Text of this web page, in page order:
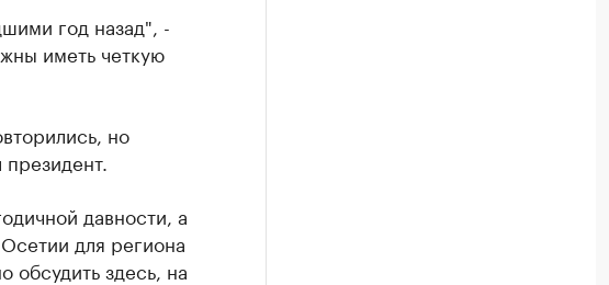
год назад", -
иметь четкую
но
давности, а
для региона
обсудить здесь, на